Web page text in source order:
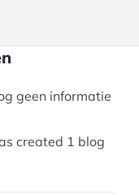
geen informatie
created 1 blog